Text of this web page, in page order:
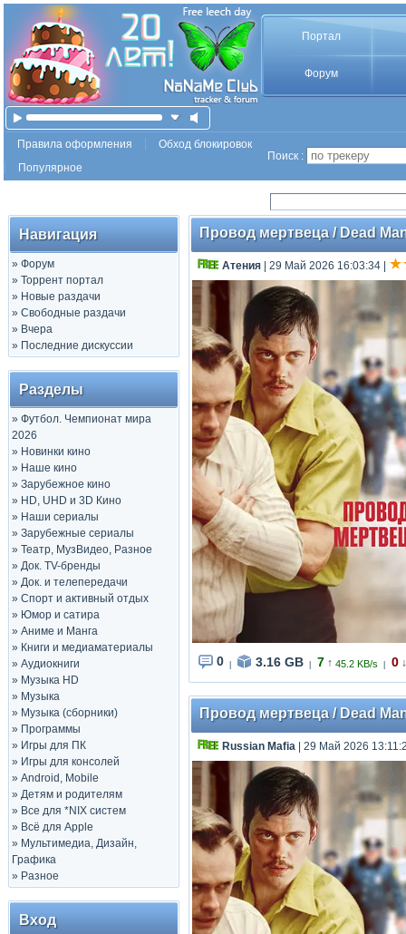
Портал
Форум
Правила оформления
Обход блокировок
Популярное
Поиск :
Навигация
» Форум
» Торрент портал
» Новые раздачи
» Свободные раздачи
» Вчера
» Последние дискуссии
Разделы
» Футбол. Чемпионат мира
2026
» Новинки кино
» Наше кино
» Зарубежное кино
» HD, UHD и 3D Кино
» Наши сериалы
» Зарубежные сериалы
» Театр, МузВидео, Разное
» Док. TV-бренды
» Док. и телепередачи
» Спорт и активный отдых
» Юмор и сатира
» Аниме и Манга
» Книги и медиаматериалы
» Аудиокниги
» Музыка HD
» Музыка
» Музыка (сборники)
» Программы
» Игры для ПК
» Игры для консолей
» Android, Mobile
» Детям и родителям
» Все для *NIX систем
» Всё для Apple
» Мультимедиа, Дизайн,
Графика
» Разное
Вход
Провод мертвеца / Dead
Атения | 29 Май 2026 16:03:34
0 3.16 GB 7 ↑ 45.2 KB/s 0 ↓
Провод мертвеца / Dead
Russian Mafia | 29 Май 2026